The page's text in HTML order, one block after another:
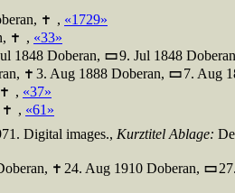
, «1729»
, «33»
1848 Doberan, 9. Jul 1848
3. Aug 1888 Doberan, 7. Aug
, «37»
, «61»
Digital images., Kurztitel Ablage:
24. Aug 1910 Doberan,